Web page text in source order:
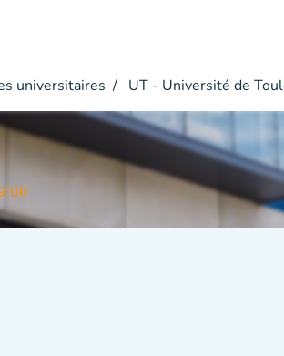
universitaires UT - Université de